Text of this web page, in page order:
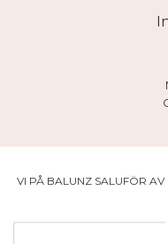
VI PÅ BALUNZ SALUFÖR